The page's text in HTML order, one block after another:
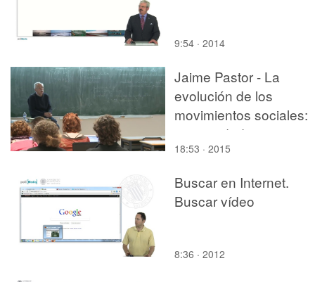
9:54 · 2014
Jaime Pastor - La
evolución de los
movimientos sociales:
continuidades y
discontinuidades
18:53 · 2015
Buscar en Internet.
Buscar vídeo
8:36 · 2012